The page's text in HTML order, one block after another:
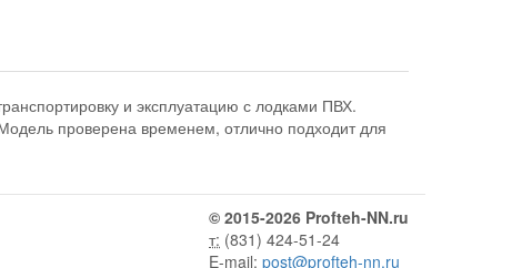
и эксплуатацию с лодками ПВХ.
проверена временем, отлично подходит для
© 2015-2026 Profteh-NN.ru
т: (831) 424-51-24
E-mail: post@profteh-nn.ru